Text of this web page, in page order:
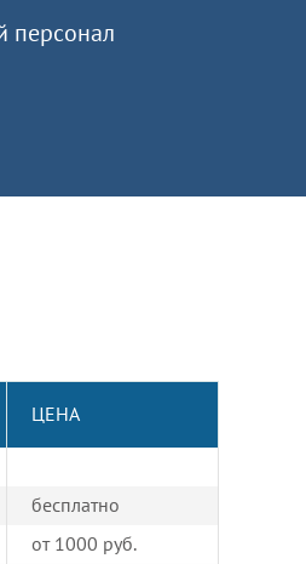
персонал
ЦЕНА
бесплатно
от 1000 руб.